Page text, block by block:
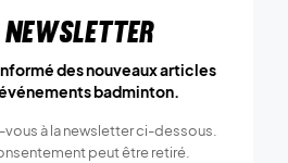
Newsletter
des nouveaux articles
badminton.
vous à la newsletter ci-dessous.
peut être retiré.